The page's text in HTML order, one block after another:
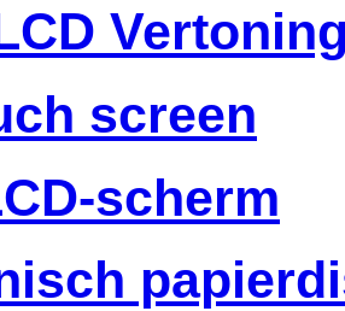
screen
scherm